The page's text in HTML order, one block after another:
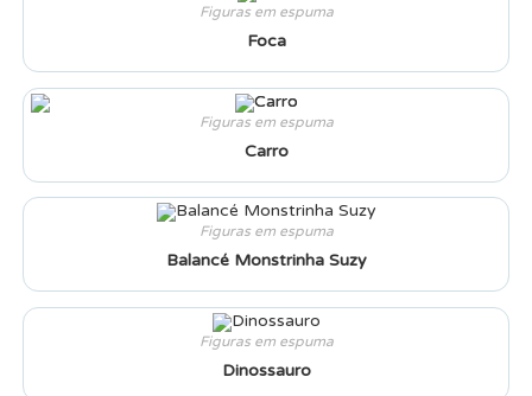
Figuras em espuma
Foca
Figuras em espuma
Carro
Figuras em espuma
Balancé Monstrinha Suzy
Figuras em espuma
Dinossauro